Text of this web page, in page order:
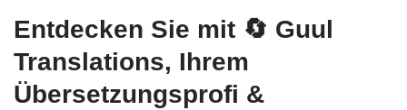
Entdecken Sie mit 🔄 Guul
Translations, Ihrem
Übersetzungsprofi &